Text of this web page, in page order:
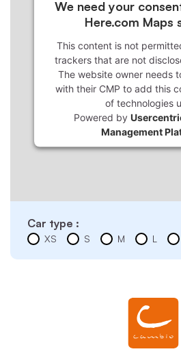
We need your
Here.com Maps
This content is not
trackers that are not
The website owner needs
with their CMP to add this
of technologies
Powered by
Management
Car type :
XS S M L